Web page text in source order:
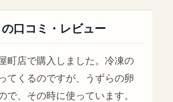
口コミ・レビュー
町店で購入しました。冷凍の
てくるのですが、うずらの卵
で、その時に使っています。